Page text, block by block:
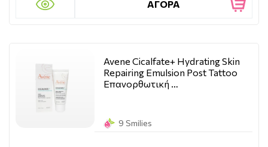
ΑΓΟΡΑ
Avene Cicalfate+ Hydrating Skin
Repairing Emulsion Post Tattoo
Επανορθωτική …
9 Smilies